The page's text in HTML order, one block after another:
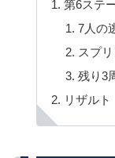
第6ステ
7人の
スプ
残り3
リザルト